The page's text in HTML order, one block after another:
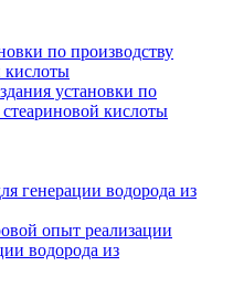
по производству
кислоты
установки по
кислоты
генерации водорода из
опыт реализации
водорода из